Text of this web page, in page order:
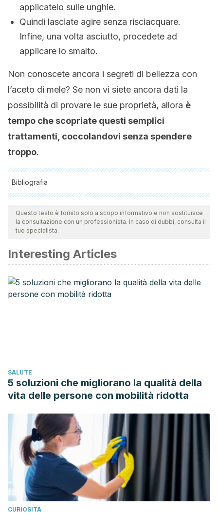
applicatelo sulle unghie.
Quindi lasciate agire senza risciacquare.
Infine, una volta asciutto, procedete ad
applicare lo smalto.
Non conoscete ancora i segreti di bellezza con
l’aceto di mele? Se non vi siete ancora dati la
possibilità di provare le sue proprietà, allora è
tempo che scopriate questi semplici
trattamenti, coccolandovi senza spendere
troppo.
Bibliografia
Tutte le fonti citate sono state esaminate a fondo dal nostro
team per garantirne la qualità, l'affidabilità, l'attualità e la
validità. La bibliografia di questo articolo è stata considerata
Vinegar: Medicinal Uses and Antiglycemic Effect
Questo testo è fornito solo a scopo informativo e non sostituisce
la consultazione con un professionista. In caso di dubbi, consulta il
tuo specialista.
Interesting Articles
SALUTE
5 soluzioni che migliorano la qualità della
vita delle persone con mobilità ridotta
CURIOSITÀ